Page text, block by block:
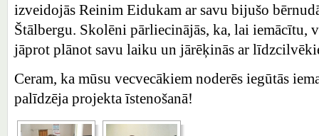
izveidojās Reinim Eidukam ar savu bijušo
Štālbergu. Skolēni pārliecinājās, ka, lai iemācītu,
jāprot plānot savu laiku un jārēķinās ar
Ceram, ka mūsu vecvecākiem noderēs iegūtās
palīdzēja projekta īstenošanā!